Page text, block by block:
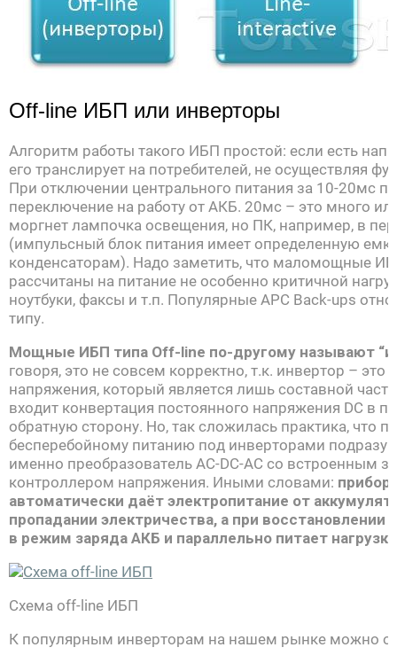
Off-line ИБП или инверторы
Алгоритм работы такого ИБП простой: если есть
его транслирует на потребителей, не осуществляя
При отключении центрального питания за 10-20мс
переключение на работу от АКБ. 20мс – это много
моргнет лампочка освещения, но ПК, например, в
(импульсный блок питания имеет определенную
конденсаторам). Надо заметить, что маломощные
рассчитаны на питание не особенно критичной
ноутбуки, факсы и т.п. Популярные APC Back-ups
типу.
Мощные ИБП типа Off-line по-другому называют
говоря, это не совсем корректно, т.к. инвертор – это
напряжения, который является лишь составной
входит конвертация постоянного напряжения DC в
обратную сторону. Но, так сложилась практика, что
бесперебойному питанию под инверторами
именно преобразователь AC-DC-AC со встроенным
контроллером напряжения. Иными словами:
автоматически даёт электропитание от
пропадании электричества, а при восстановлении
в режим заряда АКБ и параллельно питает
Схема off-line ИБП
К популярным инверторам на нашем рынке можно